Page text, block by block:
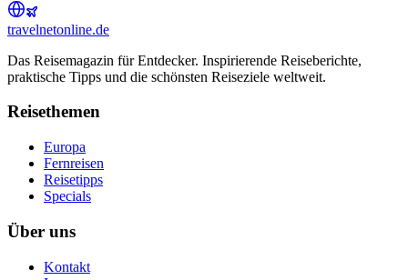
travelnetonline.de
Das Reisemagazin für Entdecker. Inspirierende Reiseberichte,
praktische Tipps und die schönsten Reiseziele weltweit.
Reisethemen
Europa
Fernreisen
Reisetipps
Specials
Über uns
Kontakt